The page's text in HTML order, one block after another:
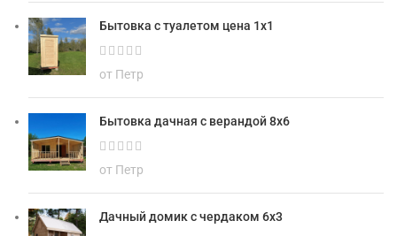
Бытовка с туалетом цена 1х1
от Петр
Бытовка дачная с верандой 8х6
от Петр
Дачный домик с чердаком 6х3